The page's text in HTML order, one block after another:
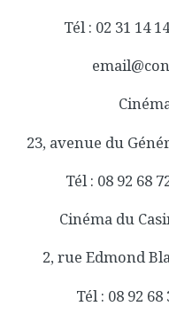
Tél : 02 31 14
23, avenue du
Tél : 08 92 68
Cinéma du
2, rue Edmond
Tél : 08 92 68